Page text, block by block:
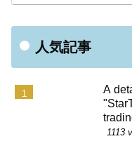
人気記事
A
1113